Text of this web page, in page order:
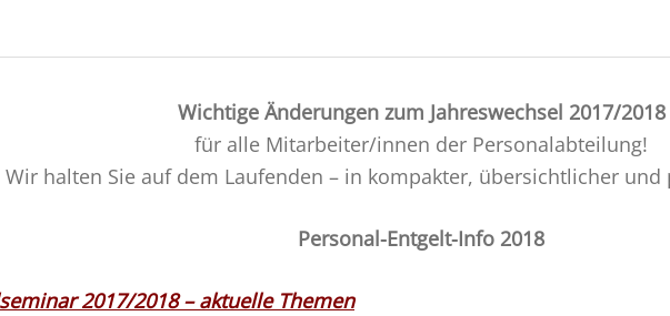
Wichtige Änderungen zum Jahreswechsel 2017/2018
für alle Mitarbeiter/innen der Personalabteilung!
Wir halten Sie auf dem Laufenden – in kompakter, übersichtlicher und
Personal-Entgelt-Info 2018
2017/2018 – aktuelle Themen